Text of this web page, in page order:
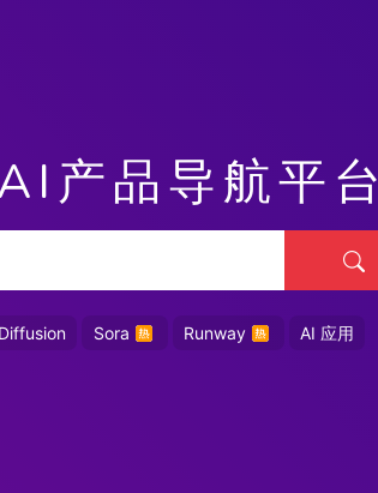
产品导航平台
Sora Runway
AI 应用